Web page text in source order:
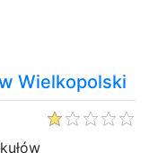
Wielkopolski